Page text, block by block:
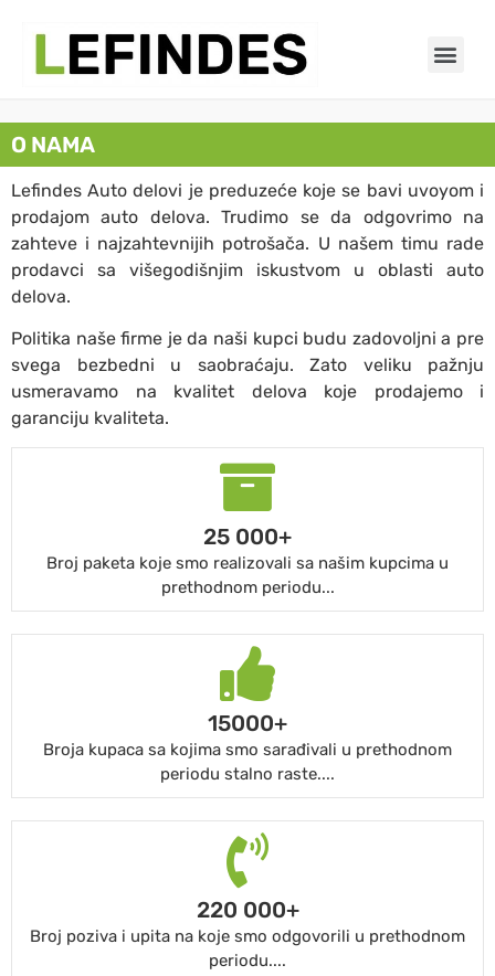
O NAMA
Lefindes Auto delovi je preduzeće koje se bavi uvoyom i
prodajom auto delova. Trudimo se da odgovrimo na
zahteve i najzahtevnijih potrošača. U našem timu rade
prodavci sa višegodišnjim iskustvom u oblasti auto
delova.
Politika naše firme je da naši kupci budu zadovoljni a pre
svega bezbedni u saobraćaju. Zato veliku pažnju
usmeravamo na kvalitet delova koje prodajemo i
garanciju kvaliteta.
25 000+
Broj paketa koje smo realizovali sa našim kupcima u
prethodnom periodu...
15000+
Broja kupaca sa kojima smo sarađivali u prethodnom
periodu stalno raste....
220 000+
Broj poziva i upita na koje smo odgovorili u prethodnom
periodu....